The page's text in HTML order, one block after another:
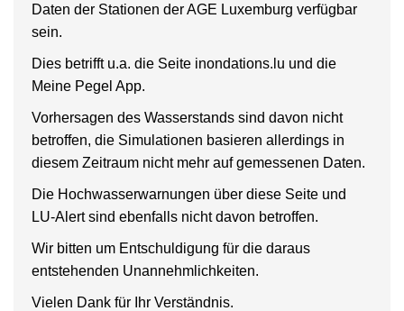
Daten der Stationen der AGE Luxemburg verfügbar
sein.
Dies betrifft u.a. die Seite inondations.lu und die
Meine Pegel App.
Vorhersagen des Wasserstands sind davon nicht
betroffen, die Simulationen basieren allerdings in
diesem Zeitraum nicht mehr auf gemessenen Daten.
Die Hochwasserwarnungen über diese Seite und
LU-Alert sind ebenfalls nicht davon betroffen.
Wir bitten um Entschuldigung für die daraus
entstehenden Unannehmlichkeiten.
Vielen Dank für Ihr Verständnis.